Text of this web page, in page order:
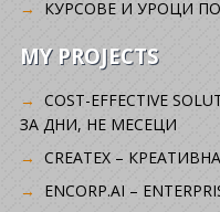
КУРСОВЕ И УРОЦИ
MY PROJECTS
COST-EFFECTIVE
ЗА ДНИ, НЕ МЕСЕЦИ
CREATEX –
ENCORP.AI –